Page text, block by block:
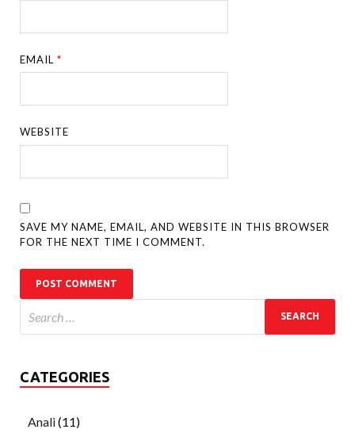
EMAIL*
WEBSITE
SAVE MY NAME, EMAIL, AND WEBSITE IN THIS BROWSER
FOR THE NEXT TIME I COMMENT.
CATEGORIES
Anali(11)